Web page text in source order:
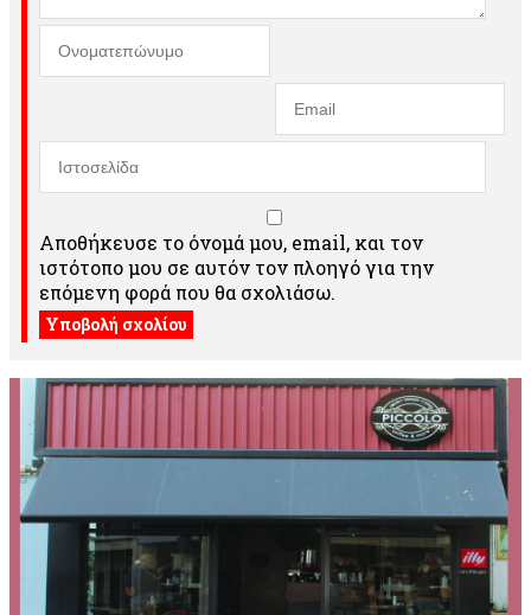
Αποθήκευσε το όνομά μου, email, και τον
ιστότοπο μου σε αυτόν τον πλοηγό για την
επόμενη φορά που θα σχολιάσω.